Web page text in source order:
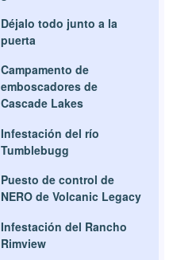
Déjalo todo junto a la
puerta
Campamento de
emboscadores de
Cascade Lakes
Infestación del río
Tumblebugg
Puesto de control de
NERO de Volcanic Legacy
Infestación del Rancho
Rimview